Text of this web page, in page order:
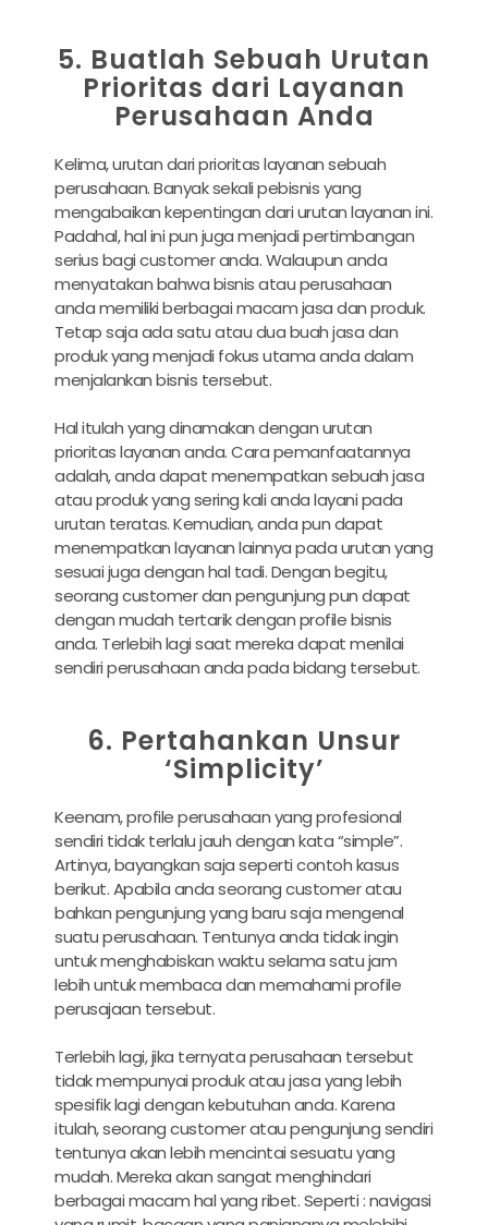
5. Buatlah Sebuah Urutan
Prioritas dari Layanan
Perusahaan Anda
Kelima, urutan dari prioritas layanan sebuah
perusahaan. Banyak sekali pebisnis yang
mengabaikan kepentingan dari urutan layanan ini.
Padahal, hal ini pun juga menjadi pertimbangan
serius bagi customer anda. Walaupun anda
menyatakan bahwa bisnis atau perusahaan
anda memiliki berbagai macam jasa dan produk.
Tetap saja ada satu atau dua buah jasa dan
produk yang menjadi fokus utama anda dalam
menjalankan bisnis tersebut.
Hal itulah yang dinamakan dengan urutan
prioritas layanan anda. Cara pemanfaatannya
adalah, anda dapat menempatkan sebuah jasa
atau produk yang sering kali anda layani pada
urutan teratas. Kemudian, anda pun dapat
menempatkan layanan lainnya pada urutan yang
sesuai juga dengan hal tadi. Dengan begitu,
seorang customer dan pengunjung pun dapat
dengan mudah tertarik dengan profile bisnis
anda. Terlebih lagi saat mereka dapat menilai
sendiri perusahaan anda pada bidang tersebut.
6. Pertahankan Unsur
‘Simplicity’
Keenam, profile perusahaan yang profesional
sendiri tidak terlalu jauh dengan kata “simple”.
Artinya, bayangkan saja seperti contoh kasus
berikut. Apabila anda seorang customer atau
bahkan pengunjung yang baru saja mengenal
suatu perusahaan. Tentunya anda tidak ingin
untuk menghabiskan waktu selama satu jam
lebih untuk membaca dan memahami profile
perusajaan tersebut.
Terlebih lagi, jika ternyata perusahaan tersebut
tidak mempunyai produk atau jasa yang lebih
spesifik lagi dengan kebutuhan anda. Karena
itulah, seorang customer atau pengunjung sendiri
tentunya akan lebih mencintai sesuatu yang
mudah. Mereka akan sangat menghindari
berbagai macam hal yang ribet. Seperti : navigasi